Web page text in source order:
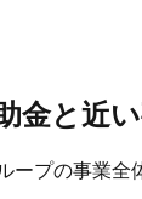
金と近
ープの事業全